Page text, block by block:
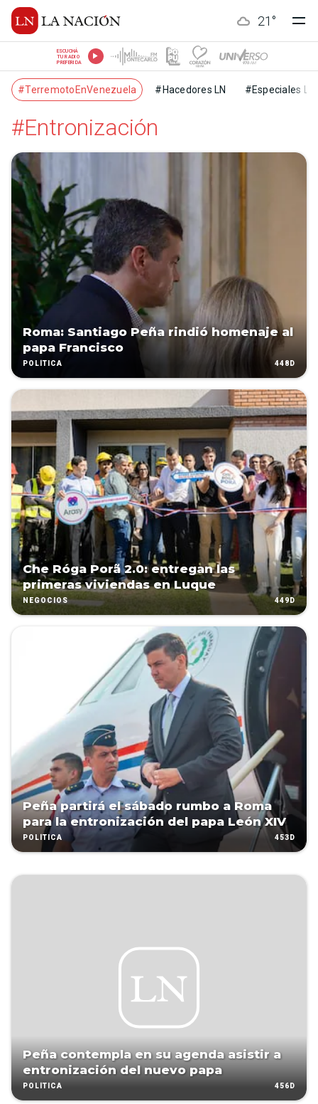
21 °
ESCUCHÁ
TU RADIO
PREFERIDA
#TerremotoEnVenezuela #Hacedores LN #Especiales LN
#Entronización
Roma: Santiago Peña rindió homenaje al
papa Francisco
POLÍTICA 448D
Che Róga Porã 2.0: entregan las
primeras viviendas en Luque
NEGOCIOS 449D
Peña partirá el sábado rumbo a Roma
para la entronización del papa León XIV
POLÍTICA 453D
Peña contempla en su agenda asistir a
entronización del nuevo papa
POLÍTICA 456D